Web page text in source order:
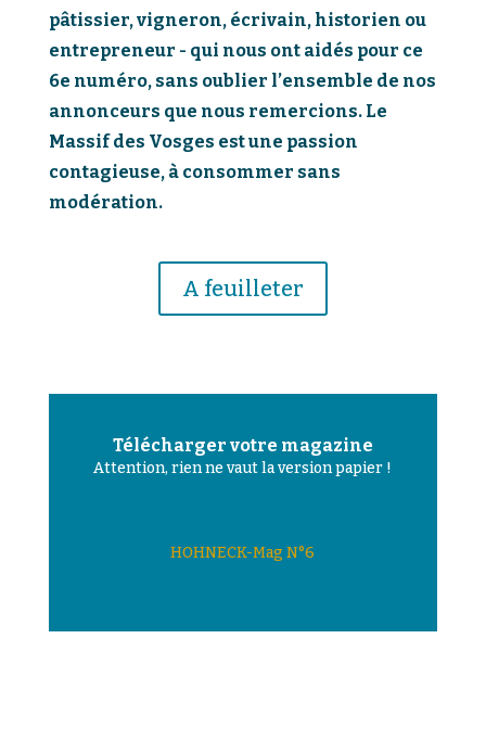
pâtissier, vigneron, écrivain, historien ou
entrepreneur - qui nous ont aidés pour ce
6e numéro, sans oublier l’ensemble de nos
annonceurs que nous remercions. Le
Massif des Vosges est une passion
contagieuse, à consommer sans
modération.
A feuilleter
Télécharger votre magazine
Attention, rien ne vaut la version papier !
HOHNECK-Mag N°6